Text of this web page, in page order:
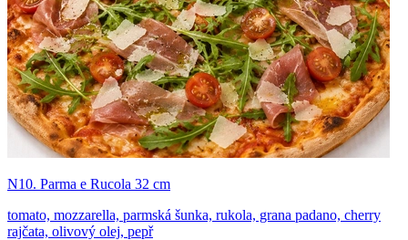
N10. Parma e Rucola 32 cm
tomato, mozzarella, parmská šunka, rukola, grana padano, cherry
rajčata, olivový olej, pepř